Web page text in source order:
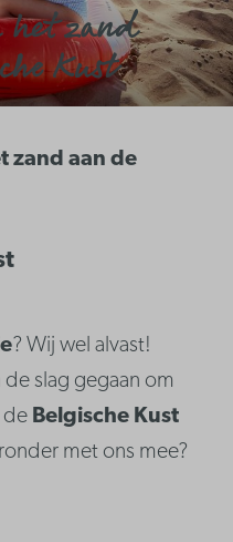
het zand
Kust
zand aan de
? Wij wel alvast!
slag gegaan om
de Belgische Kust
met ons mee?